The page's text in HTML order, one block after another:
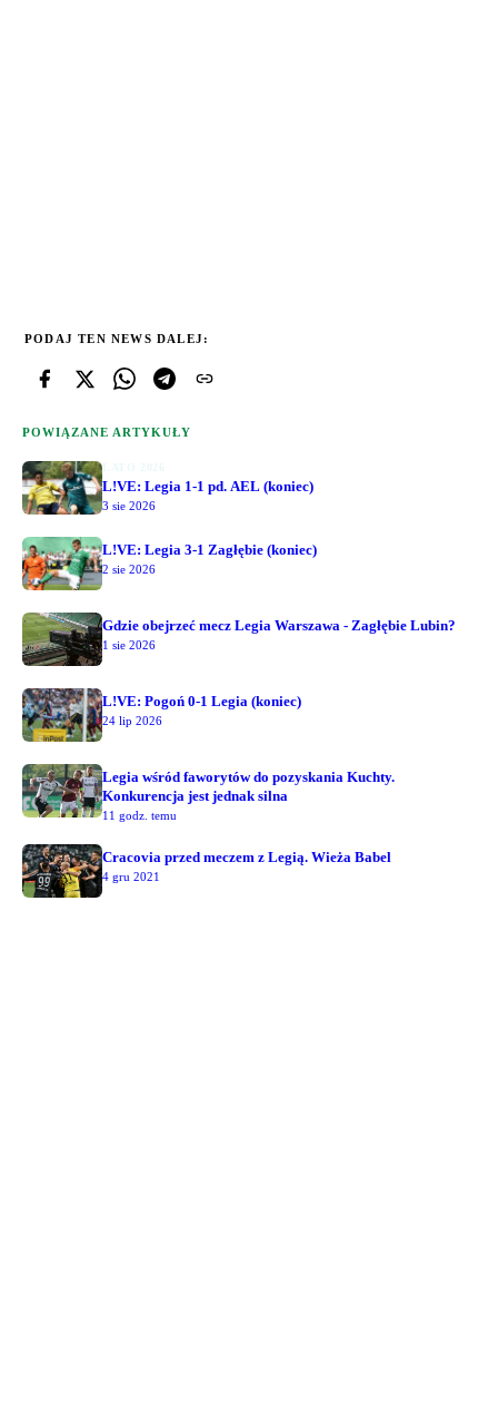
PODAJ TEN NEWS DALEJ:
POWIĄZANE ARTYKUŁY
L!VE: Legia 1-1 pd. AEL (koniec)
3 sie 2026
L!VE: Legia 3-1 Zagłębie (koniec)
2 sie 2026
Gdzie obejrzeć mecz Legia Warszawa - Zagłębie Lubin?
1 sie 2026
L!VE: Pogoń 0-1 Legia (koniec)
24 lip 2026
Legia wśród faworytów do pozyskania Kuchty.
Konkurencja jest jednak silna
11 godz. temu
Cracovia przed meczem z Legią. Wieża Babel
4 gru 2021